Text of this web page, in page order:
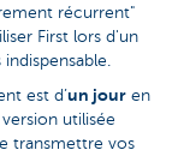
récurrent"
First lors d'un
est d’un jour en
utilisée
transmettre vos